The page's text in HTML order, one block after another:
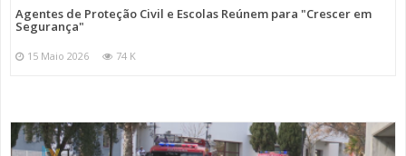
Agentes de Proteção Civil e Escolas Reúnem para "Crescer em
Segurança"
15 Maio 2026 74 K